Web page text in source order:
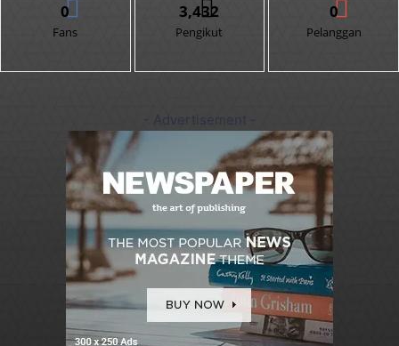
0
Fans
3,432
Pengikut
0
Pelanggan
- Advertisement -